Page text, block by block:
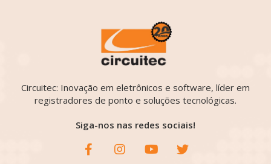
Circuitec: Inovação em eletrônicos e software, líder em
registradores de ponto e soluções tecnológicas.
Siga-nos nas redes sociais!